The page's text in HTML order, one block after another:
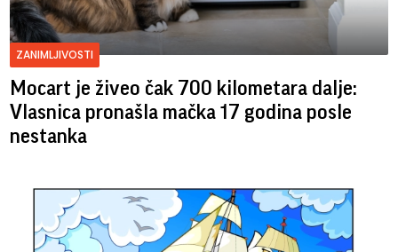
ZANIMLJIVOSTI
Mocart je živeo čak 700 kilometara dalje:
Vlasnica pronašla mačka 17 godina posle
nestanka